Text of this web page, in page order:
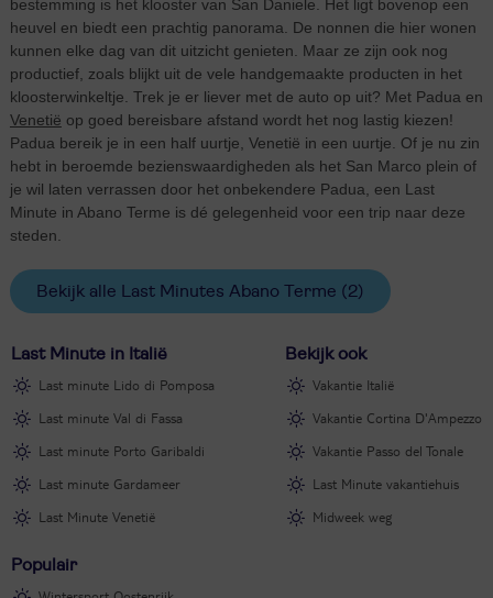
bestemming is het klooster van San Daniele. Het ligt bovenop een
heuvel en biedt een prachtig panorama. De nonnen die hier wonen
kunnen elke dag van dit uitzicht genieten. Maar ze zijn ook nog
productief, zoals blijkt uit de vele handgemaakte producten in het
kloosterwinkeltje. Trek je er liever met de auto op uit? Met Padua en
Venetië op goed bereisbare afstand wordt het nog lastig kiezen!
Padua bereik je in een half uurtje, Venetië in een uurtje. Of je nu zin
hebt in beroemde bezienswaardigheden als het San Marco plein of
je wil laten verrassen door het onbekendere Padua, een Last
Minute in Abano Terme is dé gelegenheid voor een trip naar deze
steden.
Bekijk alle Last Minutes Abano Terme (2)
Last Minute in Italië
Last minute Lido di Pomposa
Last minute Val di Fassa
Last minute Porto Garibaldi
Last minute Gardameer
Last Minute Venetië
Bekijk ook
Vakantie Italië
Vakantie Cortina D'Ampezzo
Vakantie Passo del Tonale
Last Minute vakantiehuis
Midweek weg
Populair